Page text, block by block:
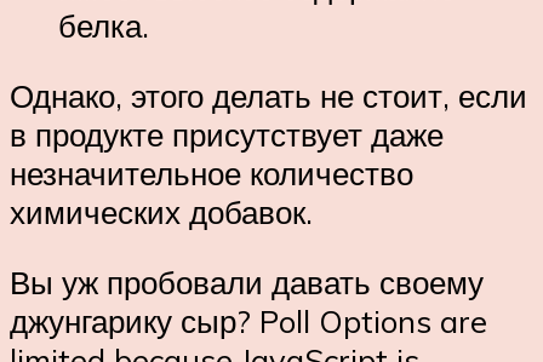
белка.
Однако, этого делать не стоит, если
в продукте присутствует даже
незначительное количество
химических добавок.
Вы уж пробовали давать своему
джунгарику сыр? Poll Options are